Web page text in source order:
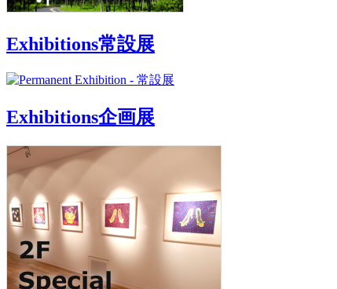
Exhibitions常設展
Exhibitions企画展